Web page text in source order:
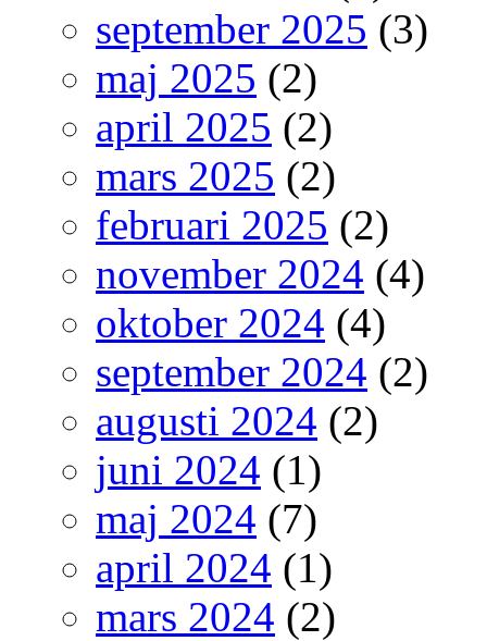
september 2025 (3)
maj 2025 (2)
april 2025 (2)
mars 2025 (2)
februari 2025 (2)
november 2024 (4)
oktober 2024 (4)
september 2024 (2)
augusti 2024 (2)
juni 2024 (1)
maj 2024 (7)
april 2024 (1)
mars 2024 (2)